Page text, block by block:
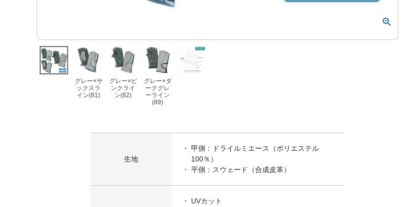
グレー×サ
ックスラ
イン(81)
グレー×ピ
ンクライ
ン(82)
グレー×ダ
ークグレ
ーライン
(89)
生地
甲側：ドライルミエース（ポリエステル
100％）
平側：スウェード（合成皮革）
UVカット